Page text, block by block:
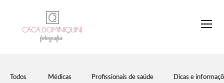
Todos Médicas Profissionais de saúde Dicas e